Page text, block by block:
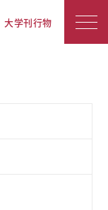
大学刊行物